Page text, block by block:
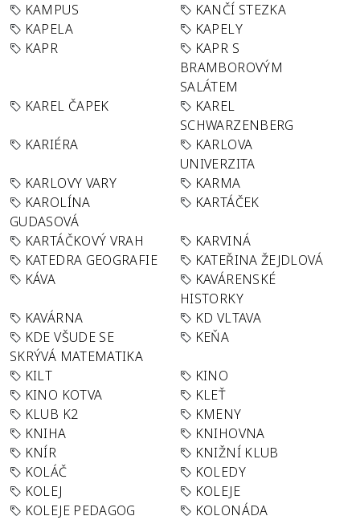
KAMPUS
KANČÍ STEZKA
KAPELA
KAPELY
KAPR
KAPR S
BRAMBOROVÝM
SALÁTEM
KAREL ČAPEK
KAREL
SCHWARZENBERG
KARIÉRA
KARLOVA
UNIVERZITA
KARLOVY VARY
KARMA
KAROLÍNA
GUDASOVÁ
KARTÁČEK
KARTÁČKOVÝ VRAH
KARVINÁ
KATEDRA GEOGRAFIE
KATEŘINA ŽEJDLOVÁ
KÁVA
KAVÁRENSKÉ
HISTORKY
KAVÁRNA
KD VLTAVA
KDE VŠUDE SE
SKRÝVÁ MATEMATIKA
KEŇA
KILT
KINO
KINO KOTVA
KLEŤ
KLUB K2
KMENY
KNIHA
KNIHOVNA
KNÍR
KNIŽNÍ KLUB
KOLÁČ
KOLEDY
KOLEJ
KOLEJE
KOLEJE PEDAGOG
KOLONÁDA